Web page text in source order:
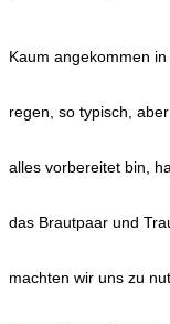
Kaum angekommen
regen, so typisch,
alles vorbereitet bin,
das Brautpaar und
machten wir uns zu